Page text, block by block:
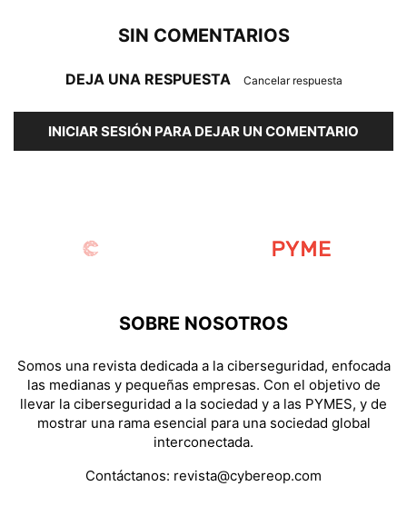
SIN COMENTARIOS
DEJA UNA RESPUESTA Cancelar respuesta
INICIAR SESIÓN PARA DEJAR UN COMENTARIO
SOBRE NOSOTROS
Somos una revista dedicada a la ciberseguridad, enfocada
las medianas y pequeñas empresas. Con el objetivo de
llevar la ciberseguridad a la sociedad y a las PYMES, y de
mostrar una rama esencial para una sociedad global
interconectada.
Contáctanos: revista@cybereop.com